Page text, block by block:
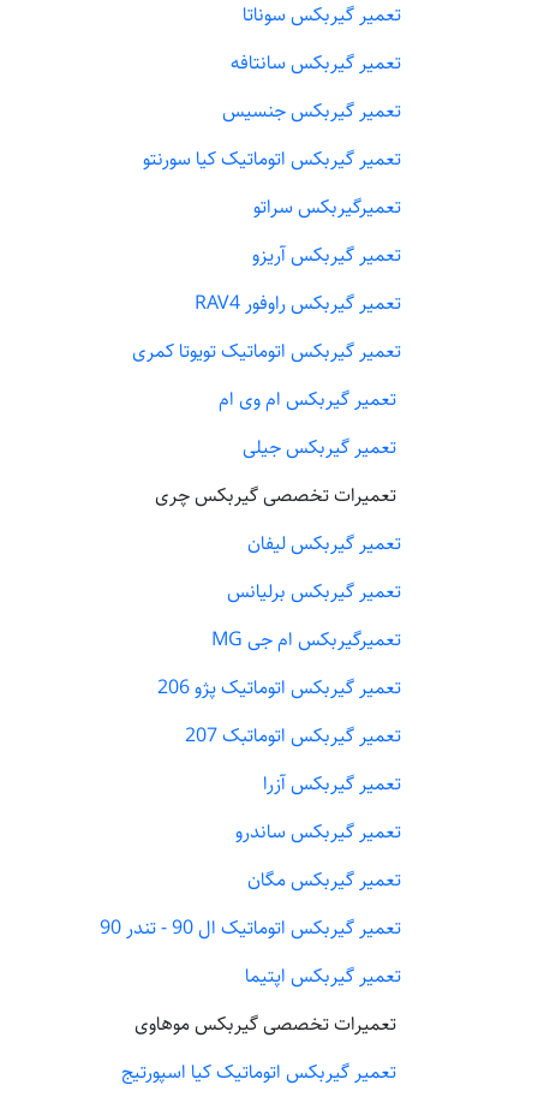
تعمیر گیربکس سوناتا
تعمیر گیربکس سانتافه
تعمیر گیربکس جنسیس
تعمیر گیربکس اتوماتیک کیا سورنتو
تعمیرگیربکس سراتو
تعمیر گیربکس آریزو
تعمیر گیربکس راوفور RAV4
تعمیر گیربکس اتوماتیک تویوتا کمری
تعمیر گیربکس ام وی ام
تعمیر گیربکس جیلی
تعمیرات تخصصی گیربکس چری
تعمیر گیربکس لیفان
تعمیر گیربکس برلیانس
تعمیرگیربکس ام جی MG
تعمیر گیربکس اتوماتیک پژو 206
تعمیر گیربکس اتوماتبک 207
تعمیر گیربکس آزرا
تعمیر گیربکس ساندرو
تعمیر گیربکس مگان
تعمیر گیربکس اتوماتیک ال 90 - تندر 90
تعمیر گیربکس اپتیما
تعمیرات تخصصی گیربکس موهاوی
تعمیر گیربکس اتوماتیک کیا اسپورتیج